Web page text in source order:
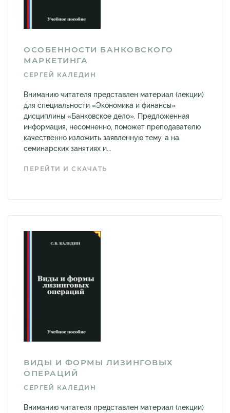
ОСОБЕННОСТИ БАНКОВСКОГО
МАРКЕТИНГА
СЕРГЕЙ КАЛЕДИН
Вниманию читателя представлен материал (лекции)
для специальности «Экономика и финансы»
дисциплины «Банковское дело». Предложенная
информация, несомненно, поможет преподавателю
качественно изложить заявленную тему, а на
семинарских занятиях и...
ПЕРЕЙТИ И СКАЧАТЬ
ВИДЫ И ФОРМЫ ЛИЗИНГОВЫХ
ОПЕРАЦИЙ
СЕРГЕЙ КАЛЕДИН
Вниманию читателя представлен материал (лекции)